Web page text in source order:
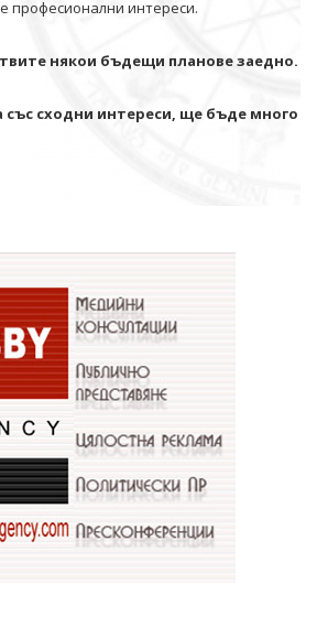
професионални интереси.
някои бъдещи планове заедно.
сходни интереси, ще бъде много